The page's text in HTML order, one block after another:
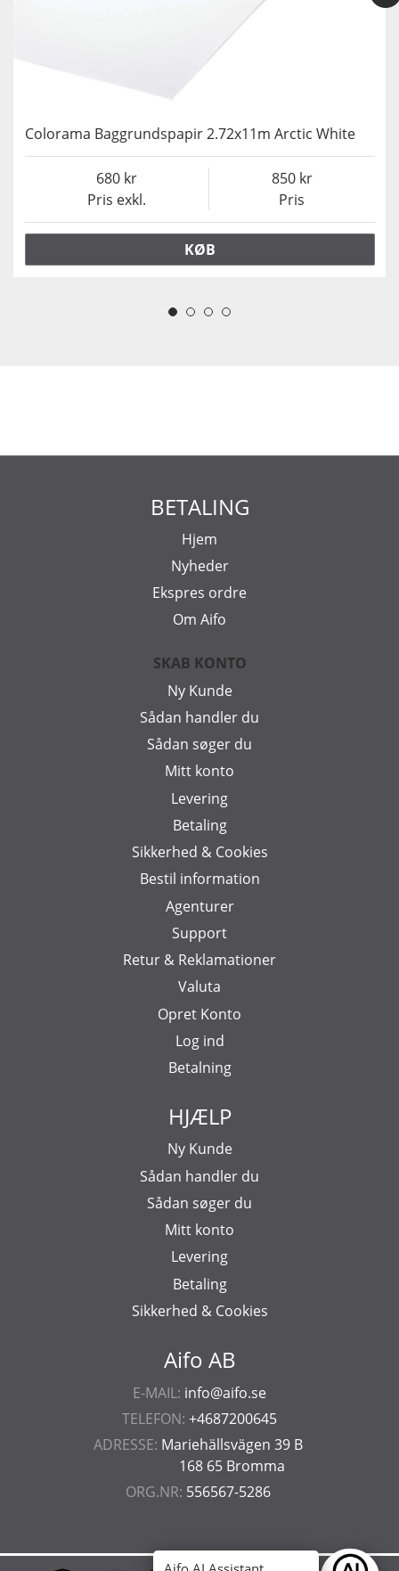
Colorama Baggrundspapir 2.72x11m Arctic White
Pris exkl.
680
Pris
850
KØB
Aifo AB
E-MAIL: info@aifo.se
TELEFON: +4687200645
ADRESSE: Mariehällsvägen 39 B
168 65 Bromma
ORG.NR: 556567-5286
BETALING
Hjem
Nyheder
Ekspres ordre
Om Aifo
SKAB KONTO
Ny Kunde
Sådan handler du
Sådan søger du
Mitt konto
Levering
Betaling
Sikkerhed & Cookies
Bestil information
Agenturer
Support
Retur & Reklamationer
Valuta
Opret Konto
Log ind
Betalning
HJÆLP
Ny Kunde
Sådan handler du
Sådan søger du
Mitt konto
Levering
Betaling
Sikkerhed & Cookies